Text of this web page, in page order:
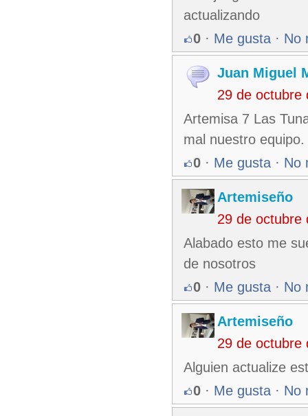
actualizando
0 · Me gusta · No
Juan Miguel
29 de octubre
Artemisa 7 Las
mal nuestro equipo.
0 · Me gusta · No
Artemiseño
29 de octubre
Alabado esto me
de nosotros
0 · Me gusta · No
Artemiseño
29 de octubre
Alguien actualize
0 · Me gusta · No